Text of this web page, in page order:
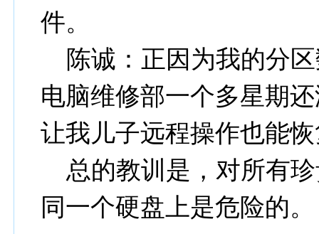
件。
陈诚：正因为我的分
电脑维修部一个多星期
让我儿子远程操作也能
总的教训是，对所有
同一个硬盘上是危险的。